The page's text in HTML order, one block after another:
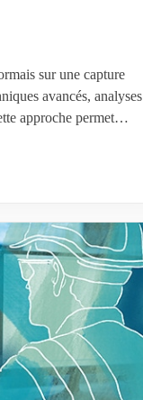
sur une capture
avancés, analyses
approche permet